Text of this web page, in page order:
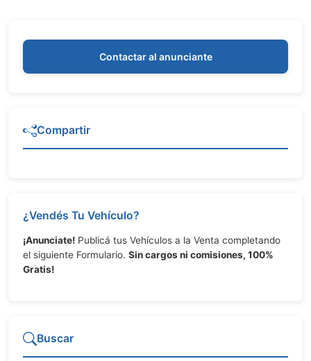
Contactar al anunciante
Compartir
¿Vendés Tu Vehículo?
¡Anunciate! Publicá tus Vehículos a la Venta completando
el siguiente Formulario. Sin cargos ni comisiones, 100%
Gratis!
Buscar